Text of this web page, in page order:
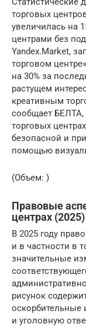
торговых
увеличилась на
центрами без
Yandex.Market,
торговом
на 30% за
растущем
креативным
сообщает БЕЛТА,
торговых
безопасной и
помощью
(Объем: )
Правовые
центрах (2025)
В 2025 году
и в частности в
значительные
рисунок
оскорбительные
и уголовную